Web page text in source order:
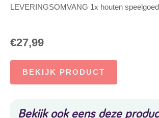
LEVERINGSOMVANG 1x houten
€27,99
BEKIJK PRODUCT
Bekijk ook eens deze